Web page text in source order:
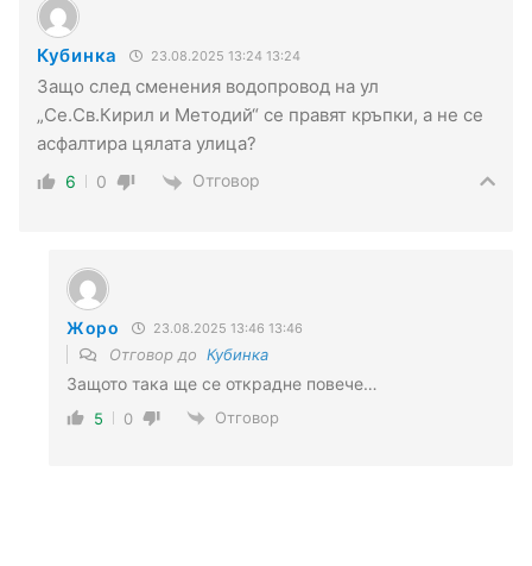
Кубинка 23.08.2025 13:24 13:24
Защо след сменения водопровод на ул
„Се.Св.Кирил и Методий“ се правят кръпки, а не се
асфалтира цялата улица?
6 0 Отговор
Жоро 23.08.2025 13:46 13:46
Отговор до Кубинка
Защото така ще се открадне повече…
5 0 Отговор